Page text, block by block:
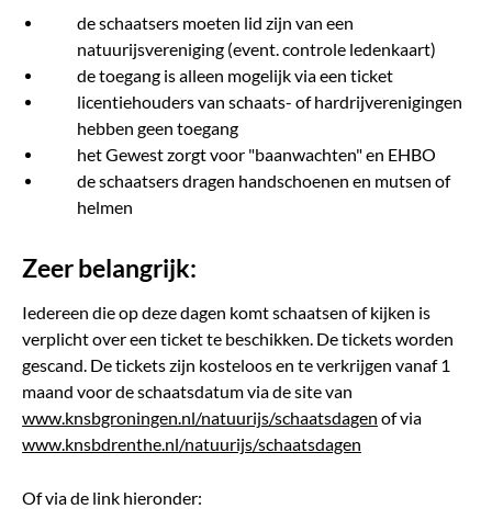
de schaatsers moeten lid zijn van een
natuurijsvereniging (event. controle ledenkaart)
de toegang is alleen mogelijk via een ticket
licentiehouders van schaats- of hardrijverenigingen
hebben geen toegang
het Gewest zorgt voor "baanwachten" en EHBO
de schaatsers dragen handschoenen en mutsen of
helmen
Zeer belangrijk:
Iedereen die op deze dagen komt schaatsen of kijken is
verplicht over een ticket te beschikken. De tickets worden
gescand. De tickets zijn kosteloos en te verkrijgen vanaf 1
maand voor de schaatsdatum via de site van
www.knsbgroningen.nl/natuurijs/schaatsdagen of via
www.knsbdrenthe.nl/natuurijs/schaatsdagen
Of via de link hieronder: